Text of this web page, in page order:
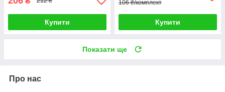
Купити
106 ₴/комплект
Купити
Показати ще
Про нас